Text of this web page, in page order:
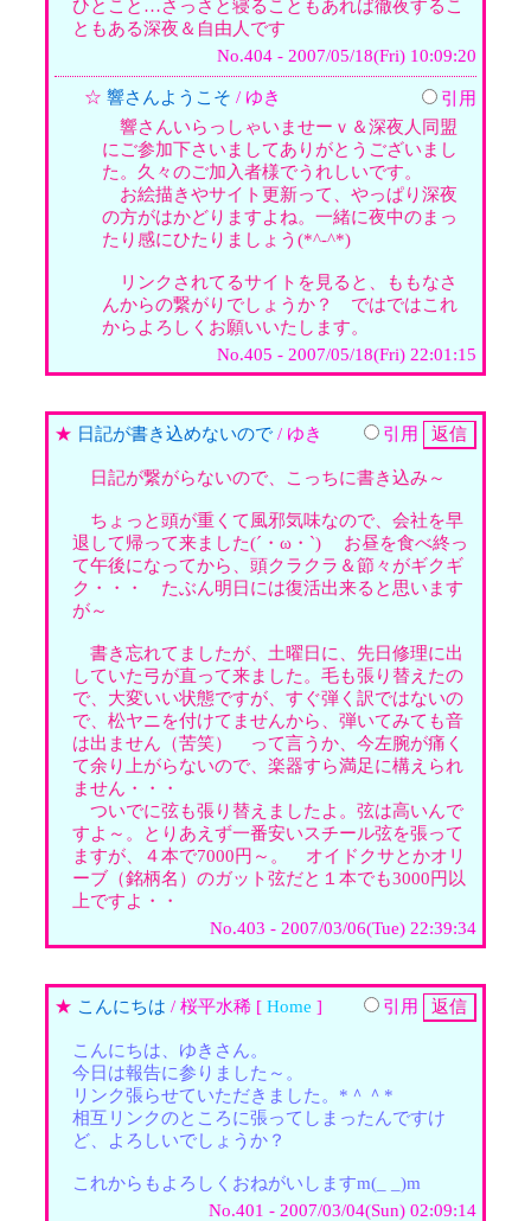
ひとこと…さっさと寝ることもあれば徹夜するこ
ともある深夜＆自由人です
No.404 - 2007/05/18(Fri) 10:09:20
☆ 響さんようこそ / ゆき
引用
響さんいらっしゃいませーｖ＆深夜人同盟
にご参加下さいましてありがとうございまし
た。久々のご加入者様でうれしいです。
お絵描きやサイト更新って、やっぱり深夜
の方がはかどりますよね。一緒に夜中のまっ
たり感にひたりましょう(*^-^*)
リンクされてるサイトを見ると、ももなさ
んからの繋がりでしょうか？ ではではこれ
からよろしくお願いいたします。
No.405 - 2007/05/18(Fri) 22:01:15
★ 日記が書き込めないので / ゆき 引用
日記が繋がらないので、こっちに書き込み～
ちょっと頭が重くて風邪気味なので、会社を早
退して帰って来ました(´・ω・`) お昼を食べ終っ
て午後になってから、頭クラクラ＆節々がギクギ
ク・・・ たぶん明日には復活出来ると思います
が～
書き忘れてましたが、土曜日に、先日修理に出
していた弓が直って来ました。毛も張り替えたの
で、大変いい状態ですが、すぐ弾く訳ではないの
で、松ヤニを付けてませんから、弾いてみても音
は出ません（苦笑） って言うか、今左腕が痛く
て余り上がらないので、楽器すら満足に構えられ
ません・・・
ついでに弦も張り替えましたよ。弦は高いんで
すよ～。とりあえず一番安いスチール弦を張って
ますが、４本で7000円～。 オイドクサとかオリ
ーブ（銘柄名）のガット弦だと１本でも3000円以
上ですよ・・
No.403 - 2007/03/06(Tue) 22:39:34
★ こんにちは / 桜平水稀 [ Home ] 引用
こんにちは、ゆきさん。
今日は報告に参りました～。
リンク張らせていただきました。*＾＾*
相互リンクのところに張ってしまったんですけ
ど、よろしいでしょうか？
これからもよろしくおねがいしますm(_ _)m
No.401 - 2007/03/04(Sun) 02:09:14